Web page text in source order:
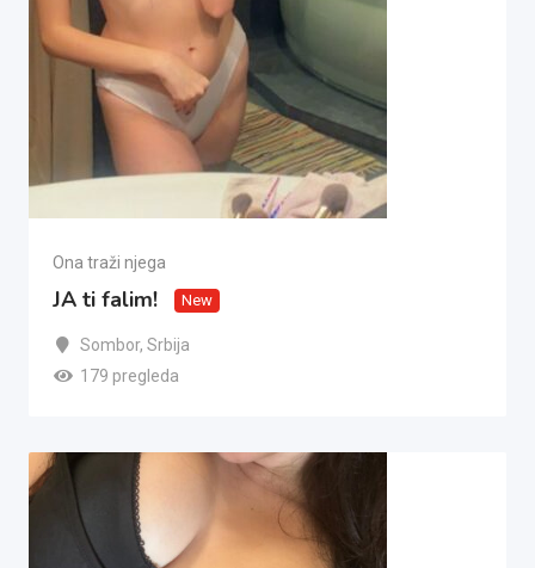
Ona traži njega
JA ti falim! New
Sombor, Srbija
179 pregleda